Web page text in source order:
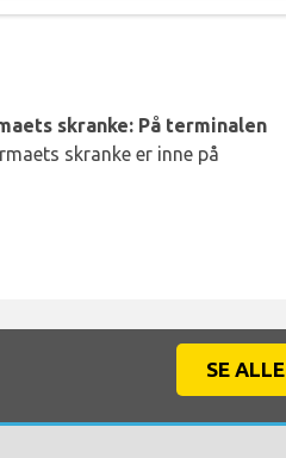
skranke: På terminalen
skranke er inne på
SE ALLE